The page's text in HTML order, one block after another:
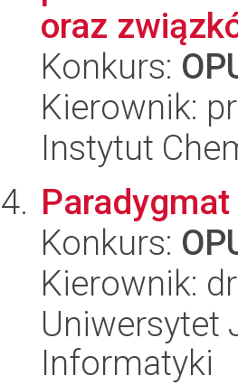
oraz
Konkurs:
Kierownik:
Instytut
Konkurs:
Kierownik:
Uniwersytet
Informatyki